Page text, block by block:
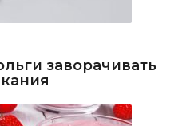
заворачивать